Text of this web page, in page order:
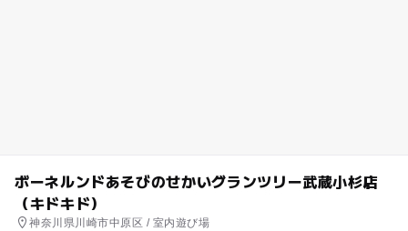
ボーネルンドあそびのせかいグランツリー武蔵小杉店
（キドキド）
神奈川県川崎市中原区 / 室内遊び場